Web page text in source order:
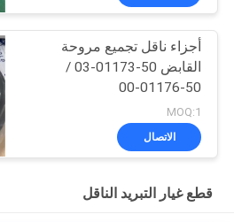
أجزاء ناقل تجميع مروحة
القابض 50-01173-03 /
50-01176-00
MOQ:1
الاتصال
قطع غيار التبريد الناقل